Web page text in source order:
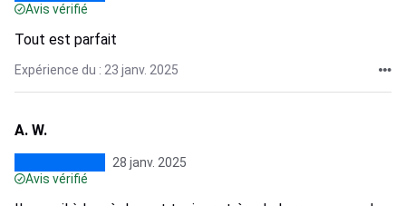
Avis vérifié
Tout est parfait
Expérience du : 23 janv. 2025
A. W.
28 janv. 2025
Avis vérifié